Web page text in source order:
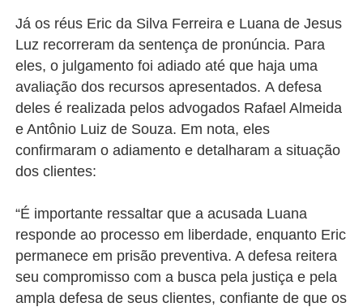
Já os réus Eric da Silva Ferreira e Luana de Jesus
Luz recorreram da sentença de pronúncia. Para
eles, o julgamento foi adiado até que haja uma
avaliação dos recursos apresentados.A defesa
deles é realizada pelos advogados Rafael Almeida
e Antônio Luiz de Souza. Em nota, eles
confirmaram o adiamento e detalharam a situação
dos clientes:
“É importante ressaltar que a acusada Luana
responde ao processo em liberdade, enquanto Eric
permanece em prisão preventiva. A defesa reitera
seu compromisso com a busca pela justiça e pela
ampla defesa de seus clientes, confiante de que os